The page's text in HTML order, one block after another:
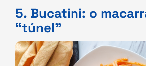
5. Bucatini: o
“túnel”